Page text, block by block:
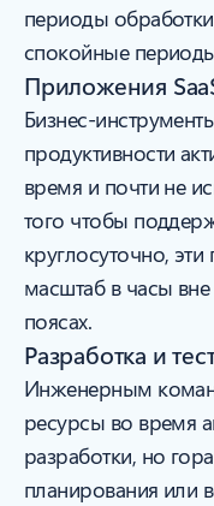
периоды
спокойные
Приложения
Бизнес-
продуктивности
время и почти не
того чтобы
круглосуточно,
масштаб в часы
поясах.
Разработка и
Инженерным
ресурсы во время
разработки, но
планирования или